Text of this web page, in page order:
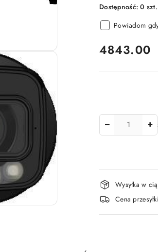
Dostępność:0 szt.
Powiadom
cena:
4843.00
i
dostawa
Wysyłka w
Cena